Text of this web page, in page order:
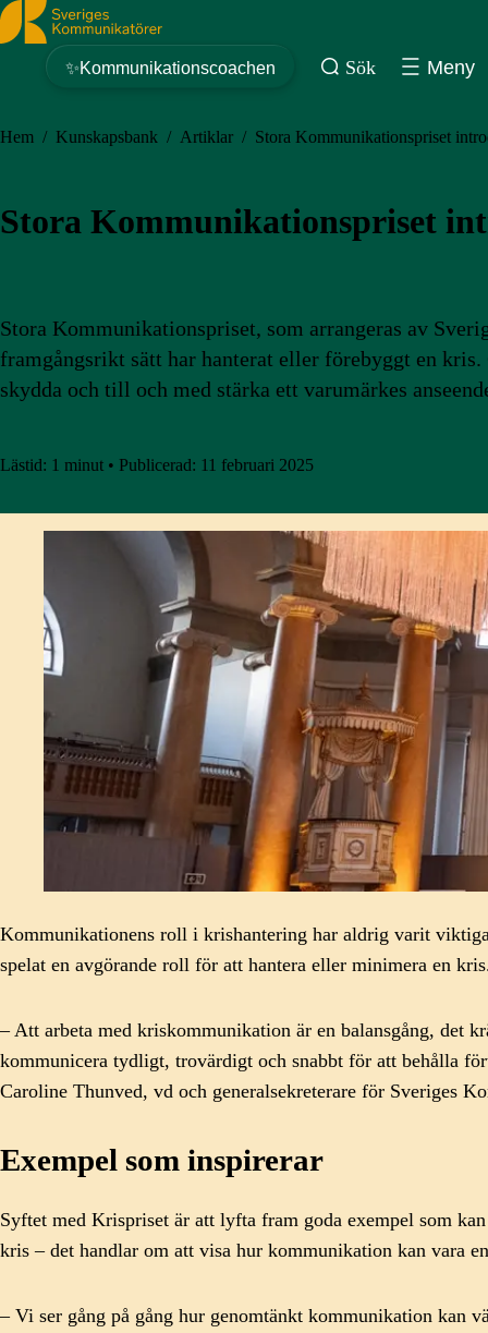
Sveriges Kommunikatörer
✨Kommunikationscoachen Sök Meny
Hem / Kunskapsbank / Artiklar / Stora Kommunikationspriset
Stora Kommunikationspriset
Stora Kommunikationspriset, som arrangeras av
framgångsrikt sätt har hanterat eller förebyggt en
skydda och till och med stärka ett varumärkes
Lästid: 1 minut • Publicerad: 11 februari 2025
Kommunikationens roll i krishantering har aldrig varit
spelat en avgörande roll för att hantera eller minimera en
– Att arbeta med kriskommunikation är en balansgång, det
kommunicera tydligt, trovärdigt och snabbt för att behålla
Caroline Thunved, vd och generalsekreterare för Sveriges
Exempel som inspirerar
Syftet med Krispriset är att lyfta fram goda exempel som
kris – det handlar om att visa hur kommunikation kan vara
– Vi ser gång på gång hur genomtänkt kommunikation kan